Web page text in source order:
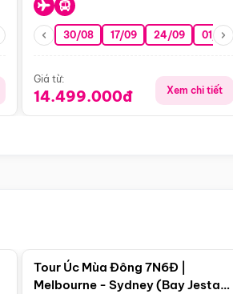
30/08 17/09 24/09 01/10
Giá từ:
14.499.000đ Xem chi tiết
Tour Úc Mùa Đông 7N6Đ |
Melbourne - Sydney (Bay Jestar